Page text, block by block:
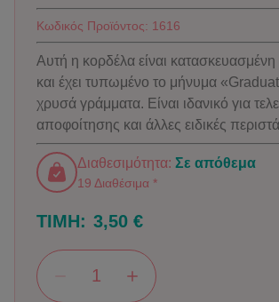
Κωδικός Προϊόντος: 1616
Αυτή η κορδέλα είναι
και έχει τυπωμένο το μήνυμα
χρυσά γράμματα. Είναι ιδανικό για
αποφοίτησης και άλλες ειδικές
Διαθεσιμότητα: Σε απόθεμα
19 Διαθέσιμα *
ΤΙΜΗ: 3,50 €